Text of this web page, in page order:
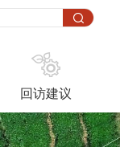
回访建议